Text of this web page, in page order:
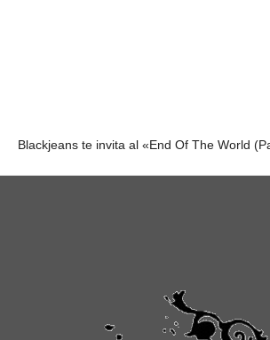
Blackjeans te invita al «End Of The World